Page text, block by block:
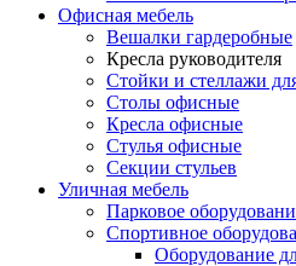
Офисная мебель
Вешалки гардеробные
Кресла руководителя
Стойки и стеллажи
Столы офисные
Кресла офисные
Стулья офисные
Секции стульев
Уличная мебель
Парковое
Спортивное
Оборудование